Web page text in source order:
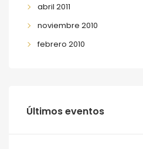
abril 2011
noviembre 2010
febrero 2010
Últimos eventos